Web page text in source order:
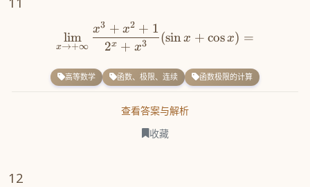
x→+∞
lim
2x + x3
x3 + x2 + 1
(sinx + cosx) =
高等数学 函数、极限、连续 函数极限的计算
查看答案与解析
收藏
12